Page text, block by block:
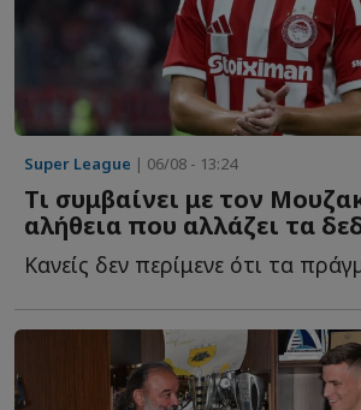
Super League | 06/08 - 13:24
Τι συμβαίνει με τον
αλήθεια που αλλάζει τα